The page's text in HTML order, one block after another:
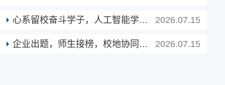
2026.07.15
2026.07.15